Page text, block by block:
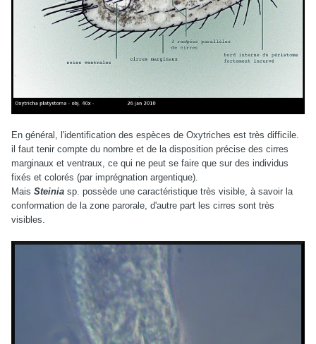
En général, l'identification des espèces de Oxytriches est très difficile.
il faut tenir compte du nombre et de la disposition précise des cirres
marginaux et ventraux, ce qui ne peut se faire que sur des individus
fixés et colorés (par imprégnation argentique).
Mais Steinia sp. possède une caractéristique très visible, à savoir la
conformation de la zone parorale, d'autre part les cirres sont très
visibles.